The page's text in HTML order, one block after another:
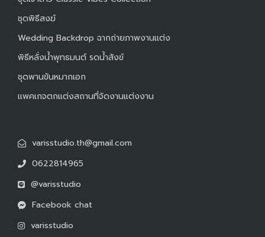
ชุดพิธีสงฆ์
Wedding Backdrop ฉากถ่ายภาพงานแต่ง
พิธีหลั่งน้ำพุทธมนต์ รดน้ำสังข์
ชุดพานขันหมากเอก
แพคเกจตกแต่งสถานที่จัดงานแต่งงาน
varisstudio.th@gmail.com
0622814965
@varisstudio
Facebook chat
varisstudio